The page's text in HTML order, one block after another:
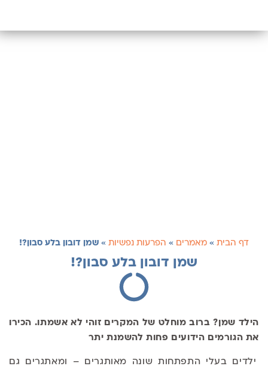
דף הבית » מאמרים » הפרעות נפשיות » שמן דובון בלע סבון?!
שמן דובון בלע סבון?!
הילד שמן? ברוב מוחלט של המקרים זוהי לא אשמתו. הכירו
את הגורמים הידועים פחות להשמנת יתר
ילדים בעלי התפתחות שונה מאותגרים – ומאתגרים גם